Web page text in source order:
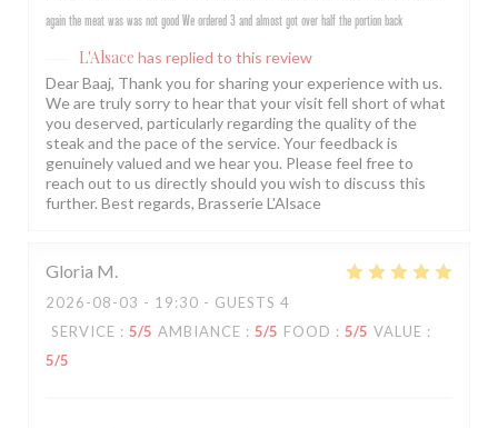
again the meat was was not good We ordered 3 and almost got over half the portion back
L'Alsace has replied to this review
Dear Baaj, Thank you for sharing your experience with us.
We are truly sorry to hear that your visit fell short of what
you deserved, particularly regarding the quality of the
steak and the pace of the service. Your feedback is
genuinely valued and we hear you. Please feel free to
reach out to us directly should you wish to discuss this
further. Best regards, Brasserie L'Alsace
Gloria M
2026-08-03 - 19:30 - GUESTS 4
SERVICE : 5/5 AMBIANCE : 5/5 FOOD : 5/5 VALUE :
5/5